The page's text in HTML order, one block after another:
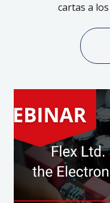
cartas a